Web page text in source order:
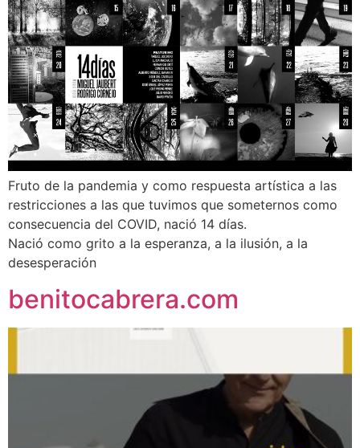
Fruto de la pandemia y como respuesta artística a las
restricciones a las que tuvimos que someternos como
consecuencia del COVID, nació 14 días.
Nació como grito a la esperanza, a la ilusión, a la
desesperación
benitocabrera.com